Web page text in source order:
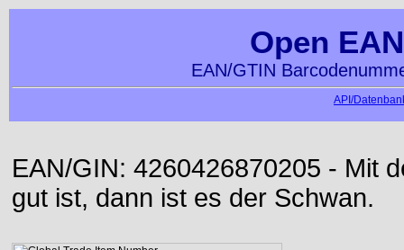
Open
EAN/GTIN
API/
EAN/GIN: 4260426870205 - Mit
gut ist, dann ist es der Schwan.